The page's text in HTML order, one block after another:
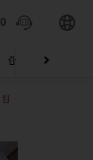
0
บ้านและที่อยู่อาศัย